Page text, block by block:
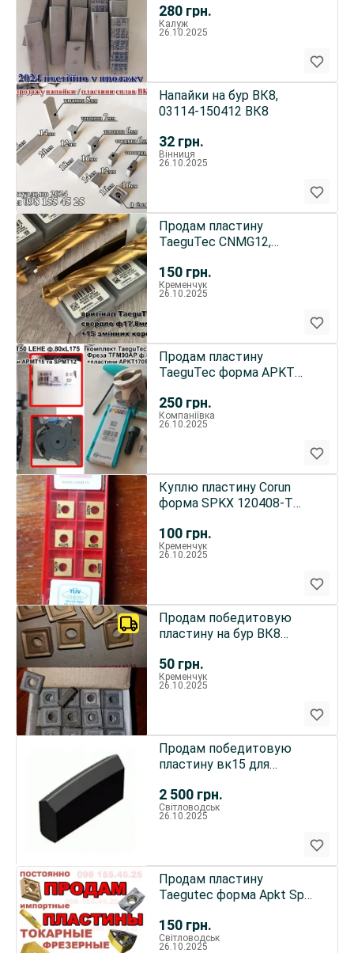
280 грн.
Калуж
26.10.2025
32 грн.
Напайки на бур ВК8,
03114-150412 ВК8
Вінниця
26.10.2025
150 грн.
Продам пластину
TaeguTec CNMG12,
Кременчук
26.10.2025
250 грн.
Продам пластину
TaeguTec форма APKT
Компаніївка
26.10.2025
100 грн.
Куплю пластину Corun
форма SPKX 120408-T
Кременчук
26.10.2025
50 грн.
Продам победитовую
пластину на бур ВК8
16х16мм
Кременчук
26.10.2025
2 500 грн.
Продам победитовую
пластину вк15 для
камнекол
Світловодськ
26.10.2025
150 грн.
Продам пластину
Taegutec форма Apkt Spmt
Світловодськ
26.10.2025